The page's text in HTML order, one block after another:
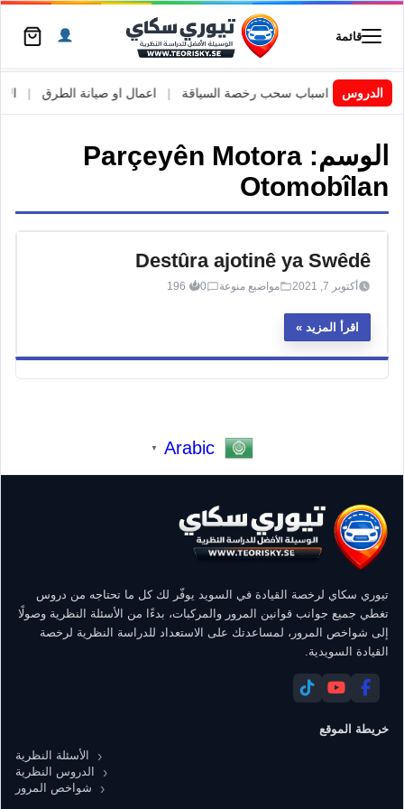
قائمة
الدروسالسويد | اسباب سحب رخصة السياقة اعمال او صيانة الطرق
الوسم: Parçeyên Motora
Otomobîlan
Destûra ajotinê ya Swêdê
أكتوبر 7, 2021 مواضيع منوعة 0
196
اقرأ المزيد
Arabic
▼
تيوري سكاي لرخصة القيادة في السويد يوفّر لك كل ما تحتاجه من دروس
تغطي جميع جوانب قوانين المرور والمركبات، بدءًا من الأسئلة النظرية وصولًا
إلى شواخص المرور، لمساعدتك على الاستعداد للدراسة النظرية لرخصة
القيادة السويدية.
خريطة الموقع
الأسئلة النظرية
الدروس النظرية
شواخص المرور